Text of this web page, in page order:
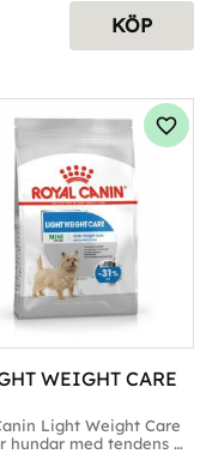
KÖP
WEIGHT CARE
Light Weight Care
hundar med tendens